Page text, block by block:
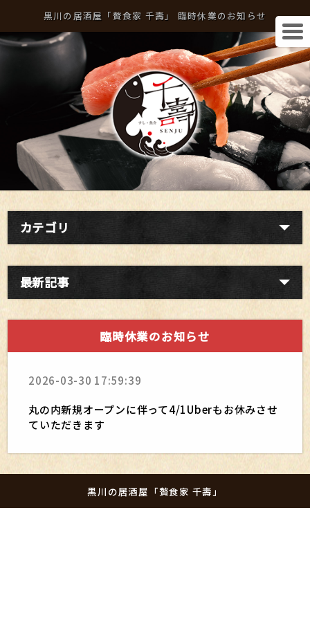
黒川の居酒屋「贅食家 千壽」 臨時休業のお知らせ
カテゴリ
最新記事
臨時休業のお知らせ
2026-03-30 17:59:39
丸の内新規オープンに伴って4/1Uberもお休みさせ
ていただきます
黒川の居酒屋「贅食家 千壽」